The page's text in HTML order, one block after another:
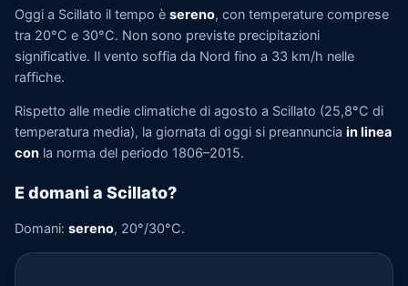
Oggi a Scillato il tempo è sereno, con temperature comprese
tra 20°C e 30°C. Non sono previste precipitazioni
significative. Il vento soffia da Nord fino a 33 km/h nelle
raffiche.
Rispetto alle medie climatiche di agosto a Scillato (25,8°C di
temperatura media), la giornata di oggi si preannuncia in linea
con la norma del periodo 1806–2015.
E domani a Scillato?
Domani: sereno, 20°/30°C.